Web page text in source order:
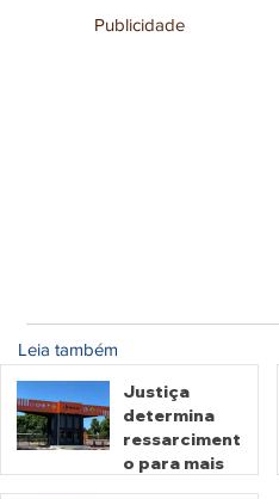
Publicidade
Leia também
Justiça
determina
ressarciment
o para mais